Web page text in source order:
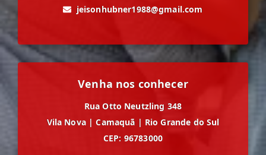
jeisonhubner1988@gmail.com
Venha nos conhecer
Rua Otto Neutzling 348
Vila Nova | Camaquã | Rio Grande do Sul
CEP: 96783000